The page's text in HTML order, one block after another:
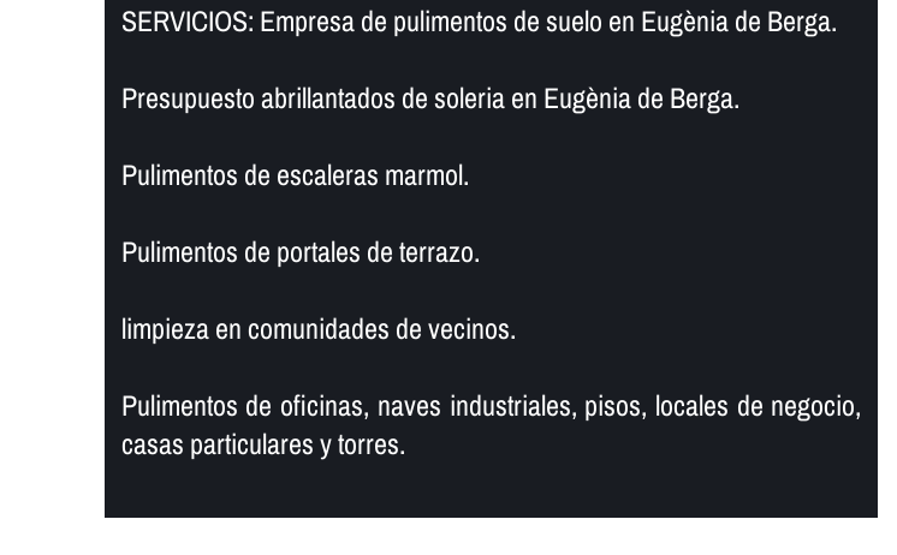
SERVICIOS: Empresa de pulimentos de suelo en Eugènia de Berga.
Presupuesto abrillantados de soleria en Eugènia de Berga.
Pulimentos de escaleras marmol.
Pulimentos de portales de terrazo.
limpieza en comunidades de vecinos.
Pulimentos de oficinas, naves industriales, pisos, locales de negocio,
casas particulares y torres.